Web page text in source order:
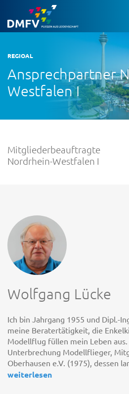
REGIOAL
Ansprechpartner
Westfalen I
Mitgliederbeauftragte
Nordrhein-Westfalen I
Wolfgang Lücke
Ich bin Jahrgang 1955 und Dipl.-
meine Beratertätigkeit, die
Modellflug füllen mein Leben
Unterbrechung Modellflieger,
Oberhausen e.V. (1975), dessen
weiterlesen